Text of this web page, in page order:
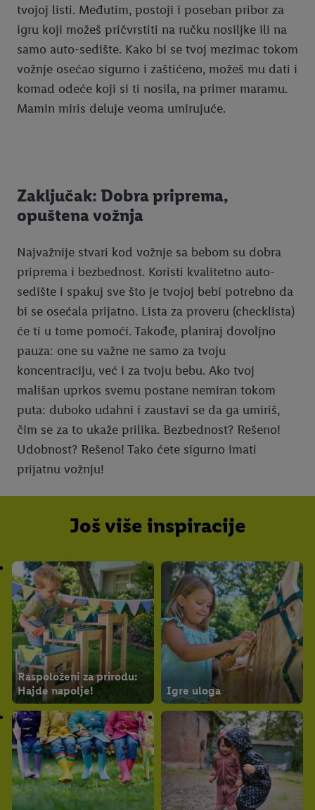
tvojoj listi. Međutim, postoji i poseban pribor za
igru koji možeš pričvrstiti na ručku nosiljke ili na
samo auto-sedište. Kako bi se tvoj mezimac tokom
vožnje osećao sigurno i zaštićeno, možeš mu dati i
komad odeće koji si ti nosila, na primer maramu.
Mamin miris deluje veoma umirujuće.
Zaključak: Dobra priprema,
opuštena vožnja
Najvažnije stvari kod vožnje sa bebom su dobra
priprema i bezbednost. Koristi kvalitetno auto-
sedište i spakuj sve što je tvojoj bebi potrebno da
bi se osećala prijatno. Lista za proveru (checklista)
će ti u tome pomoći. Takođe, planiraj dovoljno
pauza: one su važne ne samo za tvoju
koncentraciju, već i za tvoju bebu. Ako tvoj
mališan uprkos svemu postane nemiran tokom
puta: duboko udahni i zaustavi se da ga umiriš,
čim se za to ukaže prilika. Bezbednost? Rešeno!
Udobnost? Rešeno! Tako ćete sigurno imati
prijatnu vožnju!
Još više inspiracije
Raspoloženi za prirodu:
Hajde napolje!
Igre uloga